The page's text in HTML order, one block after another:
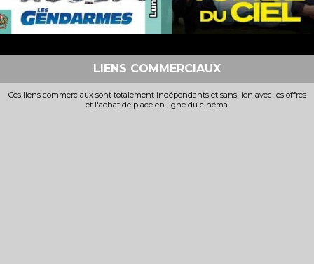
LIENS COMMERCIAUX
Ces liens commerciaux sont totalement indépendants et sans lien avec les offres
et l'achat de place en ligne du cinéma.